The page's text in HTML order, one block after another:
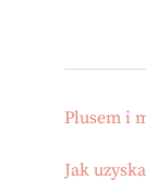
Plusem i
Jak